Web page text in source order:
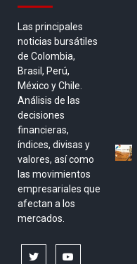
Las principales
noticias bursátiles
de Colombia,
Brasil, Perú,
México y Chile.
Análisis de las
decisiones
financieras,
índices, divisas y
valores, así como
las movimientos
empresariales que
afectan a los
mercados.
twitter